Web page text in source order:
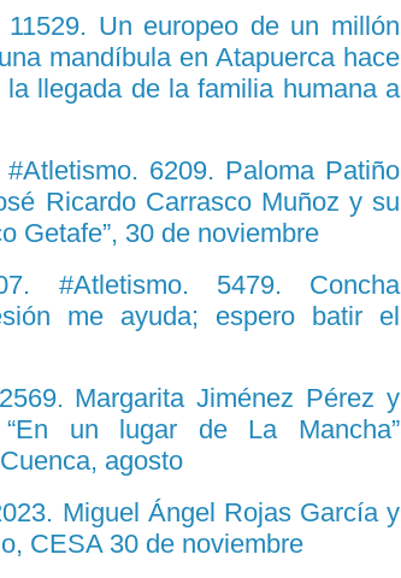
Un europeo de un millón
mandíbula en Atapuerca hace
llegada de la familia humana a
6209. Paloma Patiño
Ricardo Carrasco Muñoz y su
Getafe”, 30 de noviembre
#Atletismo. 5479. Concha
me ayuda; espero batir el
Margarita Jiménez Pérez y
un lugar de La Mancha”
agosto
Miguel Ángel Rojas García y
CESA 30 de noviembre